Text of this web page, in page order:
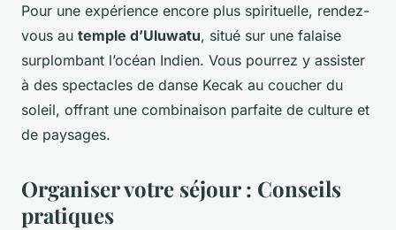
Pour une expérience encore plus spirituelle, rendez-
vous au temple d’Uluwatu, situé sur une falaise
surplombant l’océan Indien. Vous pourrez y assister
à des spectacles de danse Kecak au coucher du
soleil, offrant une combinaison parfaite de culture et
de paysages.
Organiser votre séjour : Conseils
pratiques